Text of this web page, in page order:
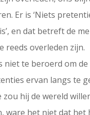
Er is ‘Niets
en dat betreft de
reeds overleden zijn.
niet te beroerd om
ervan langs te
zou hij de wereld
ware het niet dat het